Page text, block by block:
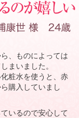
、ものによっては
まいました。
粧水を使うと、赤
購入していまし
いるので安心して